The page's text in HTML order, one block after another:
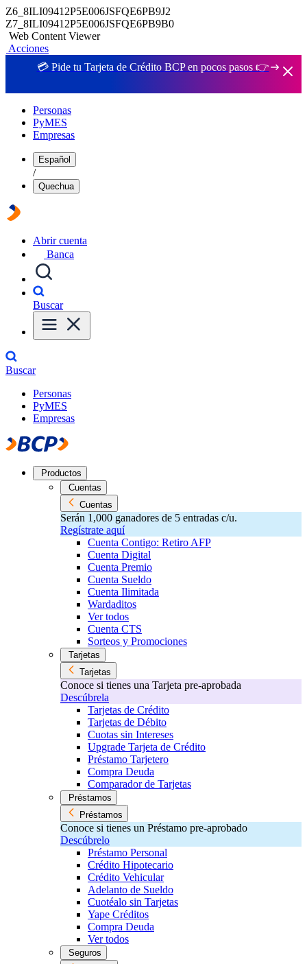
Z6_8ILI09412P5E006JSFQE6PB9J2
Z7_8ILI09412P5E006JSFQE6PB9B0
Web Content Viewer
Acciones
💳 Pide tu Tarjeta de Crédito BCP en pocos pasos 👉
Personas
PyMES
Empresas
Español
/
Quechua
Abrir cuenta
Banca
Buscar
Buscar
Personas
PyMES
Empresas
Productos
Cuentas
Cuentas
Serán 1,000 ganadores de 5 entradas c/u.
Regístrate aquí
Cuenta Contigo: Retiro AFP
Cuenta Digital
Cuenta Premio
Cuenta Sueldo
Cuenta Ilimitada
Wardaditos
Ver todos
Cuenta CTS
Sorteos y Promociones
Tarjetas
Tarjetas
Conoce si tienes una Tarjeta pre-aprobada
Descúbrela
Tarjetas de Crédito
Tarjetas de Débito
Cuotas sin Intereses
Upgrade Tarjeta de Crédito
Préstamo Tarjetero
Compra Deuda
Comparador de Tarjetas
Préstamos
Préstamos
Conoce si tienes un Préstamo pre-aprobado
Descúbrelo
Préstamo Personal
Crédito Hipotecario
Crédito Vehicular
Adelanto de Sueldo
Cuotéalo sin Tarjetas
Yape Créditos
Compra Deuda
Ver todos
Seguros